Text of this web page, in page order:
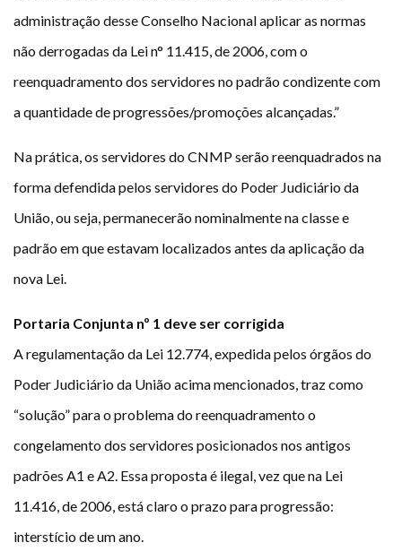
administração desse Conselho Nacional aplicar as normas
não derrogadas da Lei n° 11.415, de 2006, com o
reenquadramento dos servidores no padrão condizente com
a quantidade de progressões/promoções alcançadas.”
Na prática, os servidores do CNMP serão reenquadrados na
forma defendida pelos servidores do Poder Judiciário da
União, ou seja, permanecerão nominalmente na classe e
padrão em que estavam localizados antes da aplicação da
nova Lei.
Portaria Conjunta nº 1 deve ser corrigida
A regulamentação da Lei 12.774, expedida pelos órgãos do
Poder Judiciário da União acima mencionados, traz como
“solução” para o problema do reenquadramento o
congelamento dos servidores posicionados nos antigos
padrões A1 e A2. Essa proposta é ilegal, vez que na Lei
11.416, de 2006, está claro o prazo para progressão:
interstício de um ano.